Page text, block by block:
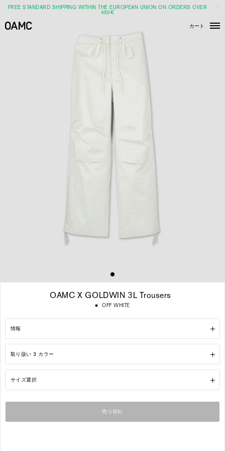
FREE STANDARD SHIPPING WITHIN THE EUROPEAN UNION ON ORDERS OVER
450€
カート
メ
OAMC X GOLDWIN 3L Trousers
通
価
OFF WHITE
情報
取り扱い 3 カラー
サイズ選択
売り切れ